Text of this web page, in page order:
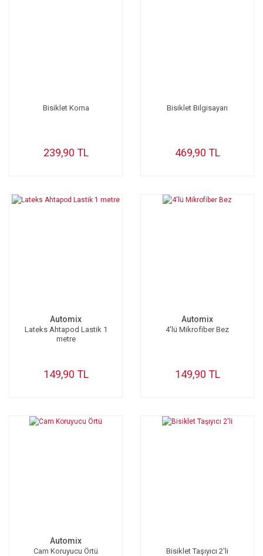
Bisiklet Korna
239,90 TL
Bisiklet Bilgisayarı
469,90 TL
Automix
Lateks Ahtapod Lastik 1
metre
149,90 TL
Automix
4'lü Mikrofiber Bez
149,90 TL
Automix
Cam Koruyucu Örtü Bisiklet Taşıyıcı 2'li